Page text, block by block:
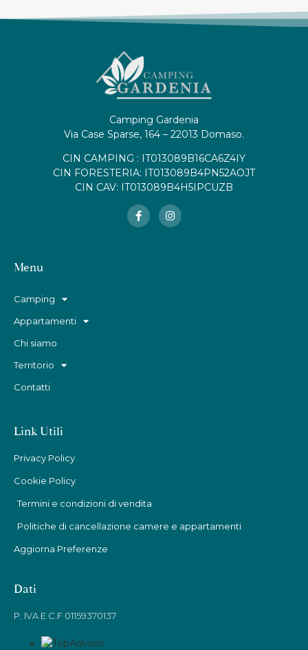
Camping Gardenia
Via Case Sparse, 164 – 22013 Domaso.
CIN CAMPING : IT013089B16CA6Z4IY
CIN FORESTERIA: IT013089B4PN52AOJT
CIN CAV: IT013089B4H5IPCUZB
Menu
Camping
Appartamenti
Chi siamo
Territorio
Contatti
Link Utili
Privacy Policy
Cookie Policy
Termini e condizioni di vendita
Politiche di cancellazione camere e appartamenti
Aggiorna Preferenze
Dati
P. IVA E C.F 01159370137